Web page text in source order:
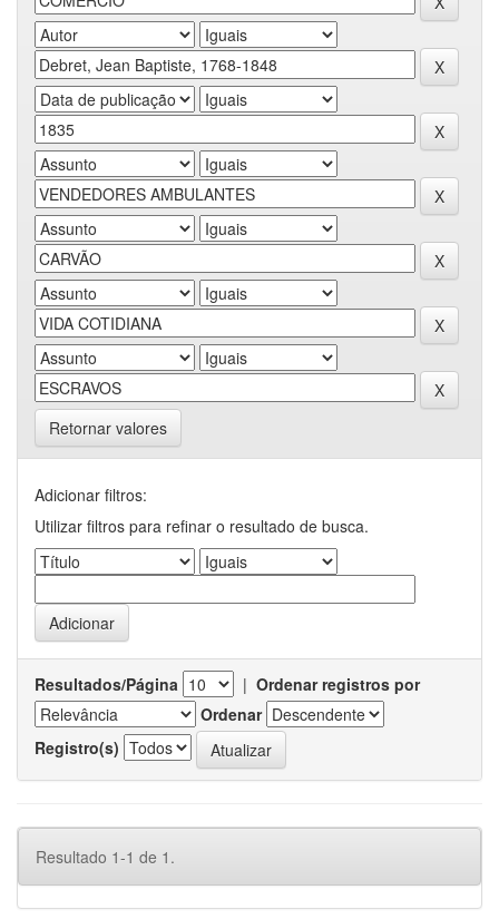
Retornar valores
Adicionar filtros:
Utilizar filtros para refinar o resultado de busca.
Resultados/Página | Ordenar registros por
Ordenar
Registro(s)
Resultado 1-1 de 1.